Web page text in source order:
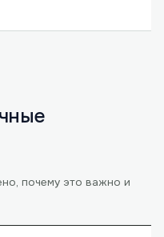
почему это важно и